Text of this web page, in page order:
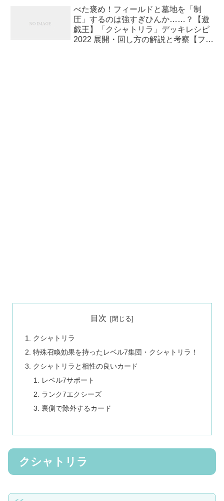
べた褒め！フィールドと墓地を「制
圧」するのは強すぎひんか……？【遊
戯王】「クシャトリラ」デッキレシピ
2022 展開・回し方の解説と考察【フォ
目次
クシャトリラ
特殊召喚効果を持ったレベル7集団・クシャトリラ！
クシャトリラと相性の良いカード
レベル7サポート
ランク7エクシーズ
裏側で除外するカード
クシャトリラ